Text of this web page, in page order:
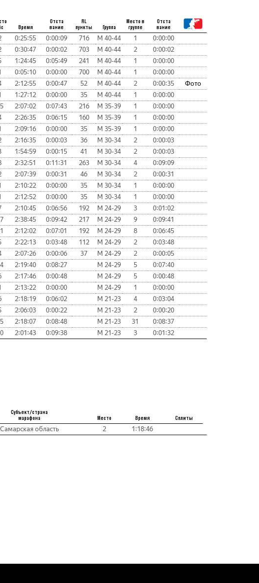
Время
Отста
вание
RL
пункты
Группа
Место в
группе
Отста
вание
0:25:55 0:00:09 716 М 40-44 1
0:00:00
0:30:47 0:00:02 703 М 40-44 2
0:00:02
1:24:45 0:05:49 241 М 40-44 1
0:00:00
0:05:10 0:00:00 700 М 40-44 1
0:00:00
2:12:55 0:00:47 52 М 40-44 2 0:00:35
Фото
1:27:12 0:00:00 35 М 40-44 1
0:00:00
2:07:02 0:07:43 216 М 35-39 1
0:00:00
2:26:35 0:06:15 160 М 35-39 1
0:00:00
2:09:16 0:00:00 35 М 35-39 1
0:00:00
2:16:35 0:00:03 36 М 30-34 2
0:00:03
1:54:59 0:00:15 41 М 30-34 2
0:00:03
2:32:51 0:11:31 263 М 30-34 4
0:09:09
2:07:39 0:00:31 46 М 30-34 2
0:00:31
2:10:22 0:00:00 35 М 30-34 1
0:00:00
2:12:52 0:00:00 35 М 30-34 1
0:00:00
2:10:45 0:06:56 192 М 24-29 3
0:01:02
2:38:45 0:09:42 217 М 24-29 9
0:09:41
2:12:02 0:07:01 192 М 24-29 8
0:06:45
2:22:13 0:03:48 112 М 24-29 2
0:03:48
2:07:26 0:00:06 37 М 24-29 2
0:00:05
2:19:40 0:08:27 М 24-29 5
0:07:40
2:17:46 0:00:48 М 24-29 5
0:00:48
2:13:22 0:00:00 М 24-29 1
0:00:00
2:18:19 0:06:02 М 21-23 4
0:03:04
2:06:03 0:00:22 М 21-23 2
0:00:20
2:18:07 0:08:48 М 21-23 31
0:08:37
2:01:43 0:09:38 М 21-23 3 0:01:32
Субъект/страна
марафона
Место Время Сплиты
Самарская область 2 1:18:46